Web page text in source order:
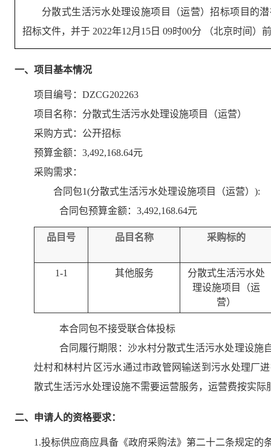
分散式生活污水处理设施项目（运营）招标项目的
招标文件，并于 2022年12月15日 09时00分 （北京时间）
一、项目基本情况
项目编号：DZCG202263
项目名称：分散式生活污水处理设施项目（运营）
采购方式：公开招标
预算金额：3,492,168.64元
采购需求：
合同包1(分散式生活污水处理设施项目（运营）):
合同包预算金额： 3,492,168.64元
品目号 品目名称 采购标的
1-1 其他服务
分散式生活污水处
理设施项目（运
营）
本合同包不接受联合体投标
合同履行期限： 沙水村分散式生活污水处理设施
灶村和林村片区污水通过市政管网输送到污水处理厂
散式生活污水处理设施不需要运营服务，运营费按实际
二、申请人的资格要求：
1.投标供应商应具备《政府采购法》第二十二条规定的